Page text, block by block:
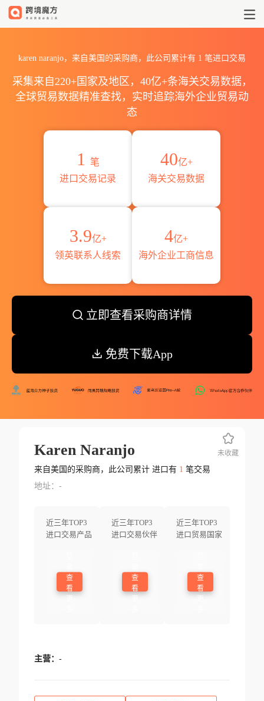
karen naranjo，来自美国的采购商，此公司累计有 1 笔进口交易
采集来自220+国家及地区，40亿+条海关交易数据，
全球贸易数据精准查找，实时追踪海外企业贸易动
态
1
笔
进口交易记录
40亿+
海关交易数据
3.9亿+
领英联系人线索
4亿+
海外企业工商信息
立即查看采购商详情
免费下载App
Karen Naranjo
来自美国的采购商，此公司累计 进口有 1 笔交易
地址：-
近三年TOP3
进口交易产品
查
看
近三年TOP3
进口交易伙伴
查
看
近三年TOP3
进口贸易国家
查
看
未收藏
主营： -